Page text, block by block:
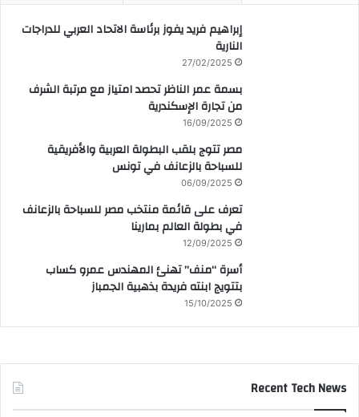
إبراهيم فريد يفوز برئاسة الاتحاد العربي للدراجات
النارية
27/02/2025
بسمة عمر الناظر تحصد امتياز مع مرتبة الشرف
من تجارة الإسكندرية
16/09/2025
مصر تتوج بلقب البطولة العربية والأفريقية
للسباحة بالزعانف في تونس
06/09/2025
تعرف على قائمة منتخب مصر للسباحة بالزعانف
في بطولة العالم بمارينا
12/09/2025
أسرة “منف” تهنئ المهندس عمرو كساب
بتتويج ابنته فريدة بذهبية الجمباز
15/10/2025
Recent Tech News